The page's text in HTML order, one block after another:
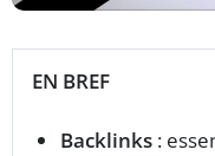
EN BREF
Backlinks :